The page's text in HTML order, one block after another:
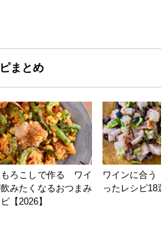
まとめ
もろこしで作る ワイ
みたくなるおつまみ
【2026】
ワインに合う
ったレシピ18